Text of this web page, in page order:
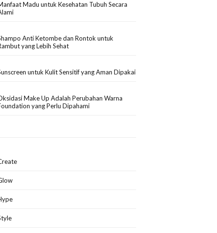
Madu untuk Kesehatan Tubuh Secara
Anti Ketombe dan Rontok untuk
yang Lebih Sehat
untuk Kulit Sensitif yang Aman Dipakai
Make Up Adalah Perubahan Warna
yang Perlu Dipahami